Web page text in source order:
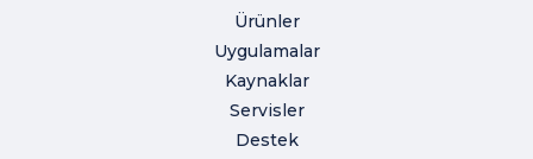
Ürünler
Uygulamalar
Kaynaklar
Servisler
Destek